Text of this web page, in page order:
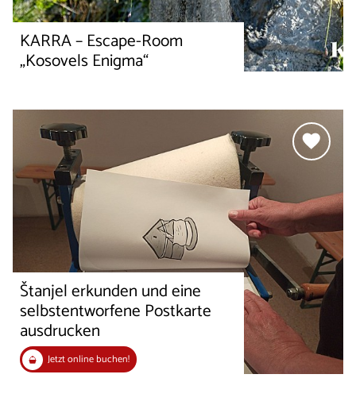
KARRA – Escape-Room
„Kosovels Enigma“
Štanjel erkunden und eine
selbstentworfene Postkarte
ausdrucken
Jetzt online buchen!